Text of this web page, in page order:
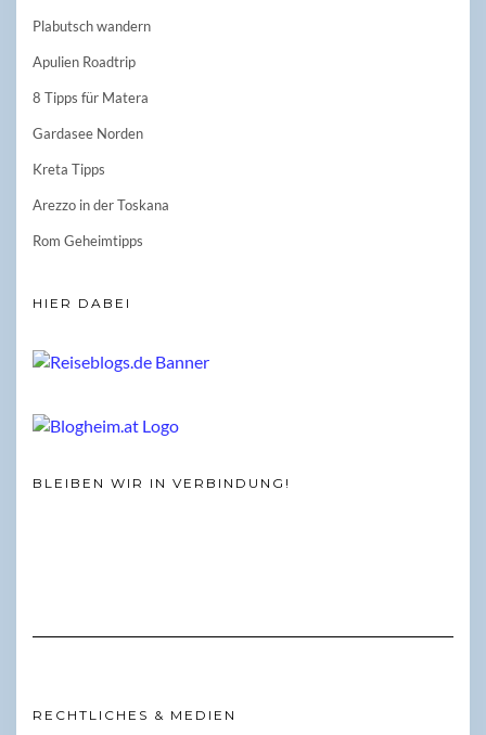
Plabutsch wandern
Apulien Roadtrip
8 Tipps für Matera
Gardasee Norden
Kreta Tipps
Arezzo in der Toskana
Rom Geheimtipps
HIER DABEI
BLEIBEN WIR IN VERBINDUNG!
RECHTLICHES & MEDIEN